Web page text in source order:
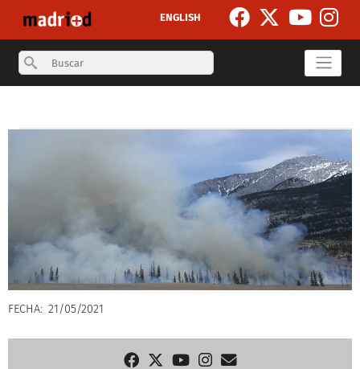
ENGLISH
Search
FECHA 21/05/2021